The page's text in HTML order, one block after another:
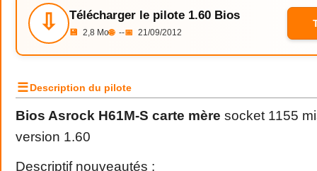
⇩ Télécharger le pilote 1.60 Bios
💾 2,8 Mo🌐 --📅 21/09/2012
☰Description du pilote
Bios Asrock H61M-S carte mère socket 1155
version 1.60
Descriptif nouveautés :